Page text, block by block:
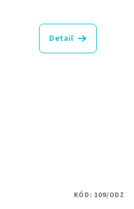
hodnotenie
produktu
Detail
KÓD: 109/ODZ